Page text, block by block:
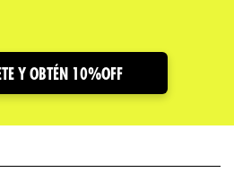
Y OBTÉN 10%OFF